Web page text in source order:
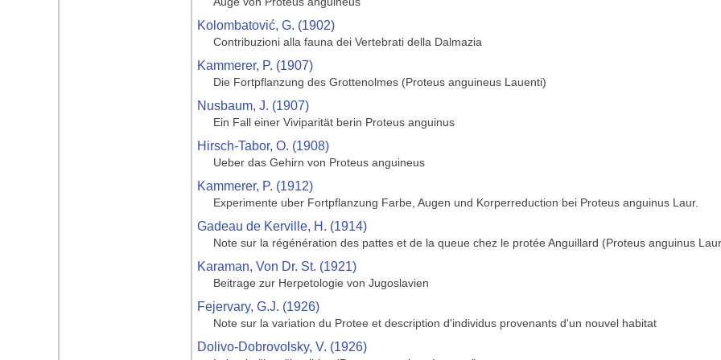
Kolombatović, G. (1902)
Contribuzioni alla fauna dei Vertebrati della Dalmazia
Kammerer, P. (1907)
Die Fortpflanzung des Grottenolmes (Proteus anguineus Lauenti)
Nusbaum, J. (1907)
Ein Fall einer Viviparität berin Proteus anguinus
Hirsch-Tabor, O. (1908)
Ueber das Gehirn von Proteus anguineus
Kammerer, P. (1912)
Experimente uber Fortpflanzung Farbe, Augen und Korperreduction bei Proteus anguinus Laur.
Gadeau de Kerville, H. (1914)
Note sur la régénération des pattes et de la queue chez le protée Anguillard (Proteus anguinus
Karaman, Von Dr. St. (1921)
Beitrage zur Herpetologie von Jugoslavien
Fejervary, G.J. (1926)
Note sur la variation du Protee et description d'individus provenants d'un nouvel habitat
Dolivo-Dobrovolsky, V. (1926)